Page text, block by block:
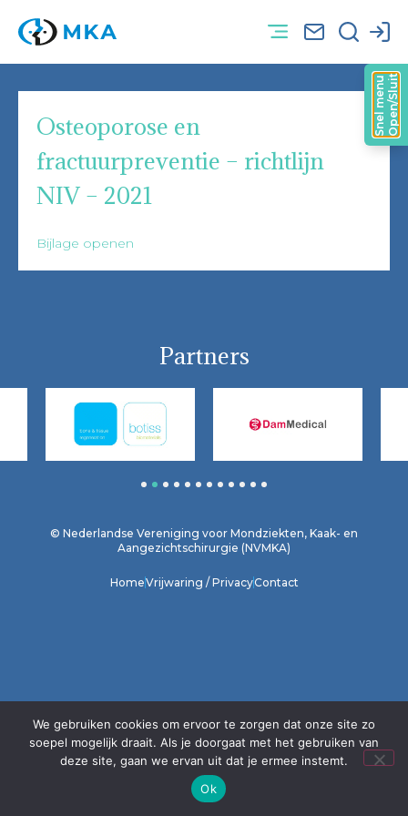
Osteoporose en
fractuurpreventie – richtlijn
NIV – 2021
Bijlage openen
Partners
5 6 7 8 9 1011 12
© Nederlandse Vereniging voor Mondziekten, Kaak- en
Aangezichtschirurgie (NVMKA)
HomeVrijwaring / PrivacyContact
We gebruiken cookies om ervoor te zorgen dat onze site zo
soepel mogelijk draait. Als je doorgaat met het gebruiken van
deze site, gaan we ervan uit dat je ermee instemt.
Ok
Open/Sluit
Snel menu